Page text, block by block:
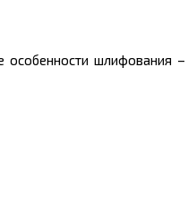
шлифования –